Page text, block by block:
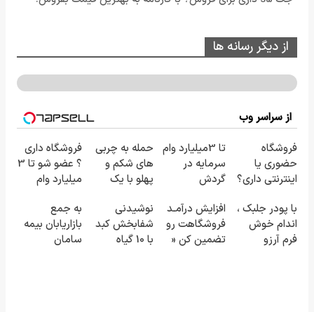
از دیگر رسانه ها
از سراسر وب
فروشگاه
حضوری یا
اینترنتی داری؟
و خدماتت رو
بفروش
تا 3میلیارد وام
سرمایه در
گردش
فروشگاهت رو
ثبت کن
حمله به چربی
های شکم و
پهلو با یک
قوی(پودرجلبک
سبز45%تخفیف)
فروشگاه داری
؟ عضو شو تا 3
میلیارد وام
با پودر جلبک ،
اندام خوش
فرم آرزو
افزایش درآمـد
فروشگاهت رو
تضمین کن «
نوشیدنی
شفابخش کبد
با 10 گیاه
به جمع
بازاریابان بیمه
سامان